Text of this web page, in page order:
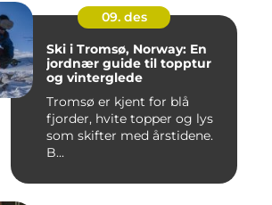
09. des
Ski i Tromsø, Norway: En
jordnær guide til topptur
og vinterglede
Tromsø er kjent for blå
fjorder, hvite topper og lys
som skifter med årstidene.
B...